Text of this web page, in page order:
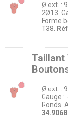
Ø ext. :
2Ø13.
Forme
T38.
Taillant
Ø ext. :
Gauge :
Ronds.